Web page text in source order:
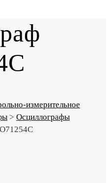
измерительное
> Осциллографы